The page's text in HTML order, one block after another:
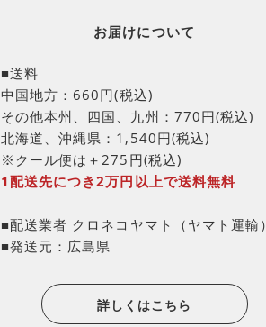
お届けについて
■送料
中国地方：660円(税込)
その他本州、四国、九州：770円(税込)
北海道、沖縄県：1,540円(税込)
※クール便は＋275円(税込)
1配送先につき2万円以上で送料無料
■配送業者 クロネコヤマト（ヤマト運輸）
■発送元：広島県
詳しくはこちら